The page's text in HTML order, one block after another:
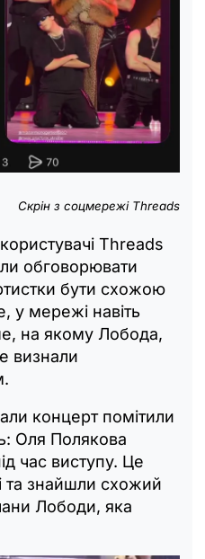
Скрін з соцмережі Threads
Threads
обговорювати
бути схожою
у мережі навіть
на якому Лобода,
визнали
концерт помітили
Оля Полякова
час виступу. Це
та знайшли схожий
Лободи, яка